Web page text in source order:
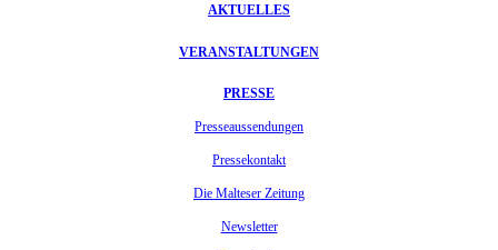
AKTUELLES
VERANSTALTUNGEN
PRESSE
Presseaussendungen
Pressekontakt
Die Malteser Zeitung
Newsletter